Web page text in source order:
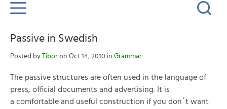
Passive in Swedish
Posted by Tibor on Oct 14, 2010 in Grammar
The passive structures are often used in the language of
press, official documents and advertising. It is
a comfortable and useful construction if you don´t want